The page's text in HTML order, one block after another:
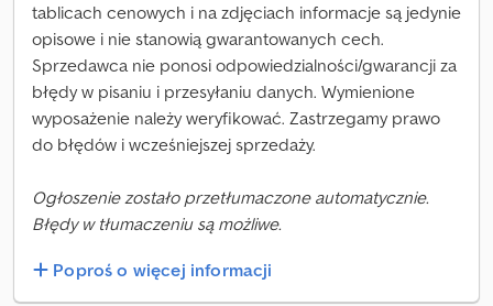
tablicach cenowych i na zdjęciach informacje są jedynie
opisowe i nie stanowią gwarantowanych cech.
Sprzedawca nie ponosi odpowiedzialności/gwarancji za
błędy w pisaniu i przesyłaniu danych. Wymienione
wyposażenie należy weryfikować. Zastrzegamy prawo
do błędów i wcześniejszej sprzedaży.
Ogłoszenie zostało przetłumaczone automatycznie.
Błędy w tłumaczeniu są możliwe.
Poproś o więcej informacji